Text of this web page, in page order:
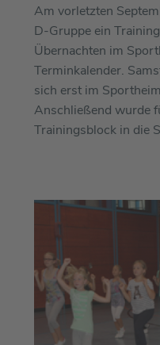
Am vorletzten
D-Gruppe ein
Übernachten im
Terminkalender.
sich erst im
Anschließend wurde
Trainingsblock in die